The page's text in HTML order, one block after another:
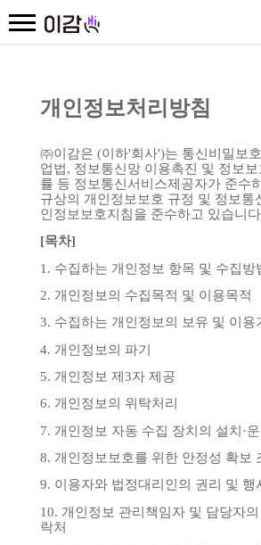
개인정보처리방침
㈜이감은 (이하'회사')는 통신비밀보
업법, 정보통신망 이용촉진 및 정보보
률 등 정보통신서비스제공자가 준수
규상의 개인정보보호 규정 및 정보통
인정보보호지침을 준수하고 있습니다
[목차]
1. 수집하는 개인정보 항목 및 수집방
2. 개인정보의 수집목적 및 이용목적
3. 수집하는 개인정보의 보유 및 이용
4. 개인정보의 파기
5. 개인정보 제 3자 제공
6. 개인정보의 위탁처리
7. 개인정보 자동 수집 장치의 설치 ·
8. 개인정보보호를 위한 안정성 확보
9. 이용자와 법정대리인의 권리 및 행
10. 개인정보 관리책임자 및 담당자의
락처